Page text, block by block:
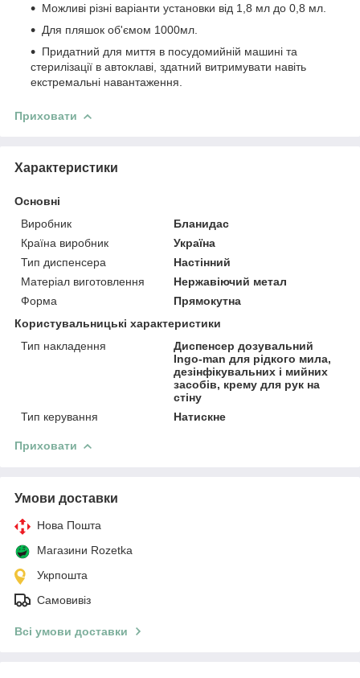
Можливі різні варіанти установки від 1,8 мл до 0,8 мл.
Для пляшок об'ємом 1000мл.
Придатний для миття в посудомийній машині та
стерилізації в автоклаві, здатний витримувати навіть
екстремальні навантаження.
Приховати
Характеристики
Основні
Виробник
Бланидас
Країна виробник
Україна
Тип диспенсера
Настінний
Матеріал виготовлення
Нержавіючий метал
Форма
Прямокутна
Користувальницькі характеристики
Тип накладення
Диспенсер дозувальний
Ingo-man для рідкого мила,
дезінфікувальних і мийних
засобів, крему для рук на
стіну
Тип керування
Натискне
Приховати
Умови доставки
Нова Пошта
Магазини Rozetka
Укрпошта
Самовивіз
Всі умови доставки